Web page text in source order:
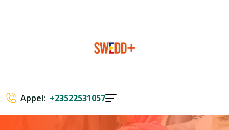
Appel: +23522531057